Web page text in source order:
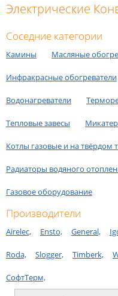
Электрические
Соседние категории
Камины Масляные
Инфракрасные обогреватели
Водонагреватели
Тепловые завесы
Котлы газовые и на твёрдом
Радиаторы водяного
Газовое оборудование
Производители
Airelec, Ensto, General,
Roda, Slogger, Timberk,
СофтТерм,